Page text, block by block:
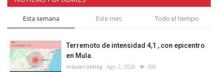
Esta semana Este mes Todo el tiempo
Terremoto de intensidad 4,1 , con epicentro
en Mula.
mazarronhoy Ago 2, 2026 398